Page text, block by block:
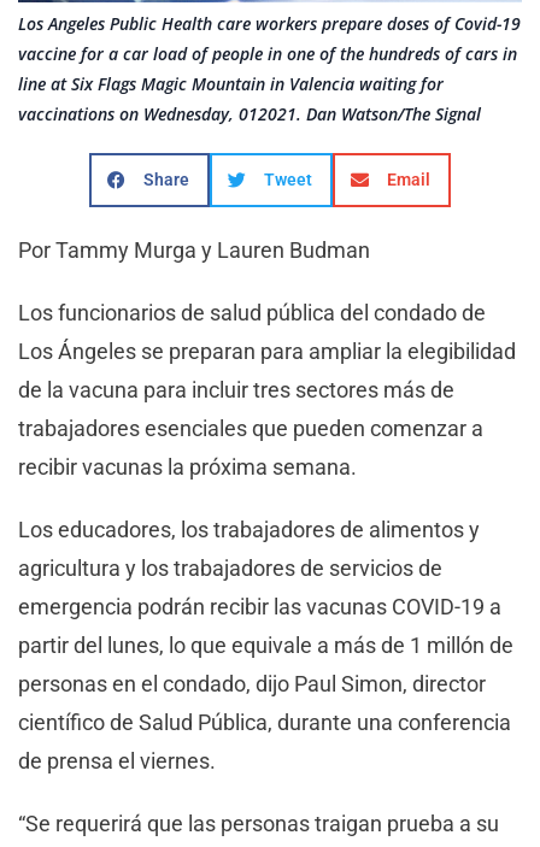
Los Angeles Public Health care workers prepare doses of Covid-19
vaccine for a car load of people in one of the hundreds of cars in
line at Six Flags Magic Mountain in Valencia waiting for
vaccinations on Wednesday, 012021. Dan Watson/The Signal
Share Tweet Email
Por Tammy Murga y Lauren Budman
Los funcionarios de salud pública del condado de
Los Ángeles se preparan para ampliar la elegibilidad
de la vacuna para incluir tres sectores más de
trabajadores esenciales que pueden comenzar a
recibir vacunas la próxima semana.
Los educadores, los trabajadores de alimentos y
agricultura y los trabajadores de servicios de
emergencia podrán recibir las vacunas COVID-19 a
partir del lunes, lo que equivale a más de 1 millón de
personas en el condado, dijo Paul Simon, director
científico de Salud Pública, durante una conferencia
de prensa el viernes.
“Se requerirá que las personas traigan prueba a su